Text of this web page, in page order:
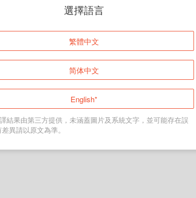
頁面無法顯示
登入
返回首頁
選擇語言
繁體中文
简体中文
English*
結果由第三方提供，未涵蓋圖片及系統文字，並可能存在誤
異請以原文為準。